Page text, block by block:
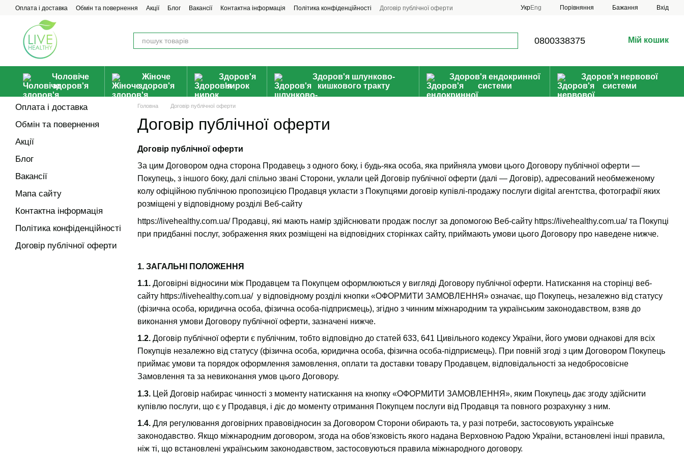
Перейти до основного контенту
Оплата і доставка Обмін та повернення Акції Блог Вакансії Контактна інформація Політика конфіденційності Договір публічної оферти УкрEng Порівняння Бажання Вхід
0800338375 Мій кошик
Чоловіче
здоров'я
Жіноче
здоров'я
Здоров'я
нирок
Здоров'я шлунково-
кишкового тракту
Здоров'я ендокринної
системи
Здоров'я нервової
системи
Головна Договір публічної оферти
Договір публічної оферти
Договір публічної оферти
За цим Договором одна сторона Продавець з одного боку, і будь-яка особа, яка прийняла умови цього Договору публічної оферти —
Покупець, з іншого боку, далі спільно звані Сторони, уклали цей Договір публічної оферти (далі — Договір), адресований необмеженому
колу офіційною публічною пропозицією Продавця укласти з Покупцями договір купівлі-продажу послуги digital агентства, фотографії яких
розміщені у відповідному розділі Веб-сайту
https://livehealthy.com.ua/Продавці, які мають намір здійснювати продаж послуг за допомогою Веб-сайту https://livehealthy.com.ua/та Покупці
при придбанні послуг, зображення яких розміщені на відповідних сторінках сайту, приймають умови цього Договору про наведене нижче.
1. ЗАГАЛЬНІ ПОЛОЖЕННЯ
1.1. Договірні відносини між Продавцем та Покупцем оформлюються у вигляді Договору публічної оферти. Натискання на сторінці веб-
сайту https://livehealthy.com.ua/у відповідному розділі кнопки «ОФОРМИТИ ЗАМОВЛЕННЯ» означає, що Покупець, незалежно від статусу
(фізична особа, юридична особа, фізична особа-підприємець), згідно з чинним міжнародним та українським законодавством, взяв до
виконання умови Договору публічної оферти, зазначені нижче.
1.2. Договір публічної оферти є публічним, тобто відповідно до статей 633, 641 Цивільного кодексу України, його умови однакові для всіх
Покупців незалежно від статусу (фізична особа, юридична особа, фізична особа-підприємець). При повній згоді з цим Договором Покупець
приймає умови та порядок оформлення замовлення, оплати та доставки товару Продавцем, відповідальності за недобросовісне
Замовлення та за невиконання умов цього Договору.
1.3. Цей Договір набирає чинності з моменту натискання на кнопку «ОФОРМИТИ ЗАМОВЛЕННЯ», яким Покупець дає згоду здійснити
купівлю послуги, що є у Продавця, і діє до моменту отримання Покупцем послуги від Продавця та повного розрахунку з ним.
1.4. Для регулювання договірних правовідносин за Договором Сторони обирають та, у разі потреби, застосовують українське
законодавство. Якщо міжнародним договором, згода на обов'язковість якого надана Верховною Радою України, встановлені інші правила,
ніж ті, що встановлені українським законодавством, застосовуються правила міжнародного договору.
Оплата і доставка
Обмін та повернення
Акції
Блог
Вакансії
Мапа сайту
Контактна інформація
Політика конфіденційності
Договір публічної оферти